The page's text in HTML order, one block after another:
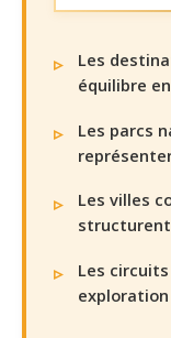
Les
équilibre
Les parcs
Les villes
Les